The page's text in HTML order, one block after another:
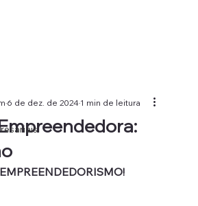
6 de dez. de 20241 min de leitura